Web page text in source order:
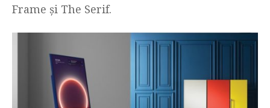
Frame și The Serif.